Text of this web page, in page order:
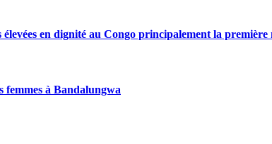
en dignité au Congo principalement la
femmes à Bandalungwa